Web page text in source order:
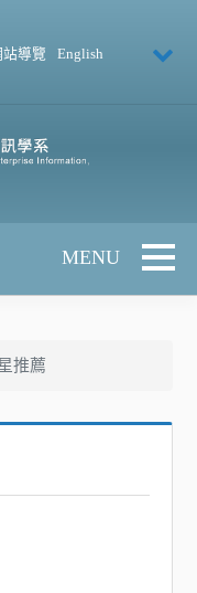
站導覽
English
Toggle
推薦